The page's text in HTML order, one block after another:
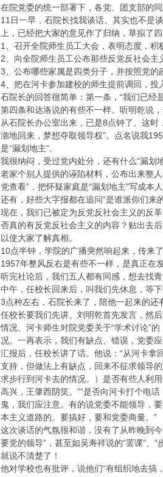
在院党委的统一部署下，各党、团支部的
11日一早，石院长找我谈话。其实也不是
上，已经把大家的意见作了归纳，草拟了
1、召开全院师生员工大会，表明态度，积
2、向全院师生员工公布那些反党反社会主
3、公布哪些家属是四类分子，并按照党的
4、把在河卡参加建校的师生提前调回，投
石院长的回答很简单：第一条，“我们已经
第四条和达洛说的有些不一样。听明乾说
从石院长办公室出来，已是8点钟了。这
汹地回来，梦想夺取领导权”。点名说我
是“漏划地主”。
我很纳闷，受过党内处分，还有什么“漏划
老家个别人提供的诬陷材料，公布出来整
党查看”，把怀疑家庭是“漏划地主”写成本
还有，好些大字报都在追问“是谁派你们来
现在，我们已被定为反党反社会主义的反
否真的有反党反社会主义的内容？贴出去
以使大家了解真相。
10点半钟，学院的广播突然响起来，传来
1957年整风反右是有些不一样，是真正在
听完社论后，我们五人都有同感，想去找
中午，任校长回来后，叫我们先休息，等下
3点种左右，石院长来了，陪他一起来的还
任校长要我们先讲。刘明乾首先发言，然
情况、河卡师生对院党委关于“学术讨论”
况。一再表示，我们有缺点、错误，党委
汇报后，任校长讲了话。他说：“从河卡拿
支持，但做法上有缺点，回来不征求领导
求步行到河卡去的情况。）是否有些人利
高兴，王肇西阴笑。”“是否向河卡打个电
鬼，我们应注意。有的说党委不能领导，
本主义道路的。要搞好，要和党委商量。”
这次谈话的气氛很和谐，没有了从昨晚到
要党的领导”，甚至如吴寿祥说的“罢课”、
就说不清楚了！
他对学校也有批评，说他们“有组织地去搞